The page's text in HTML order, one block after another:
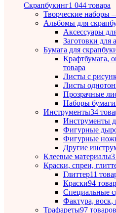
Скрапбукинг1 044 товара
Творческие наборы
Альбомы для
Аксессуары
Заготовки для
Бумага для
Крафтбумага,
товара
Листы c
Листы
Прозрачные
Наборы бумаги
Инструменты34
Инструменты
Фигурные
Фигурные
Другие
Клеевые материалы
Краски, спреи,
Глиттер11
Краски94
Специальные
Фактура, воск,
Трафареты97 товаров